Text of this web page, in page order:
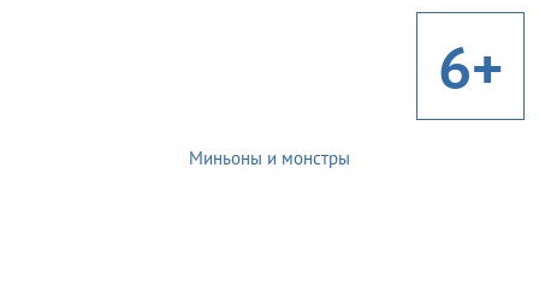
6+
Миньоны и монстры